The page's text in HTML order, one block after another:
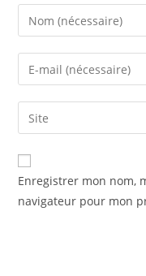
Enregistrer mon nom,
navigateur pour mon